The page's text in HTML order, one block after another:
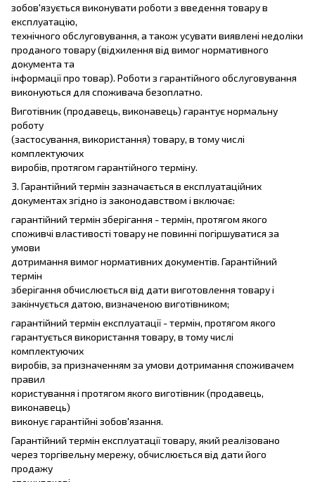
зобов'язується виконувати роботи з введення товару в
експлуатацію,
технічного обслуговування, а також усувати виявлені недоліки
проданого товару (відхилення від вимог нормативного
документа та
інформації про товар). Роботи з гарантійного обслуговування
виконуються для споживача безоплатно.
Виготівник (продавець, виконавець) гарантує нормальну
роботу
(застосування, використання) товару, в тому числі
комплектуючих
виробів, протягом гарантійного терміну.
3. Гарантійний термін зазначається в експлуатаційних
документах згідно із законодавством і включає:
гарантійний термін зберігання - термін, протягом якого
споживчі властивості товару не повинні погіршуватися за
умови
дотримання вимог нормативних документів. Гарантійний
термін
зберігання обчислюється від дати виготовлення товару і
закінчується датою, визначеною виготівником;
гарантійний термін експлуатації - термін, протягом якого
гарантується використання товару, в тому числі
комплектуючих
виробів, за призначенням за умови дотримання споживачем
правил
користування і протягом якого виготівник (продавець,
виконавець)
виконує гарантійні зобов'язання.
Гарантійний термін експлуатації товару, який реалізовано
через торгівельну мережу, обчислюється від дати його
продажу